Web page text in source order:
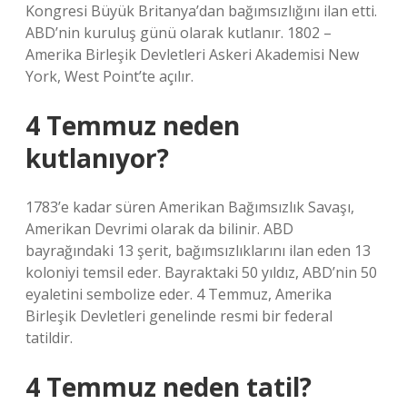
Kongresi Büyük Britanya’dan bağımsızlığını ilan etti.
ABD’nin kuruluş günü olarak kutlanır. 1802 –
Amerika Birleşik Devletleri Askeri Akademisi New
York, West Point’te açılır.
4 Temmuz neden
kutlanıyor?
1783’e kadar süren Amerikan Bağımsızlık Savaşı,
Amerikan Devrimi olarak da bilinir. ABD
bayrağındaki 13 şerit, bağımsızlıklarını ilan eden 13
koloniyi temsil eder. Bayraktaki 50 yıldız, ABD’nin 50
eyaletini sembolize eder. 4 Temmuz, Amerika
Birleşik Devletleri genelinde resmi bir federal
tatildir.
4 Temmuz neden tatil?